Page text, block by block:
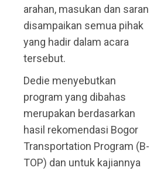
arahan, masukan dan saran
disampaikan semua pihak
yang hadir dalam acara
tersebut.
Dedie menyebutkan
program yang dibahas
merupakan berdasarkan
hasil rekomendasi Bogor
Transportation Program (B-
TOP) dan untuk kajiannya